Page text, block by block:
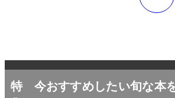
特
今おすすめしたい旬な本